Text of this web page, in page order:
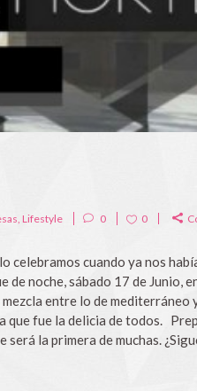
, Lifestyle 0 0
cuando ya nos
noche, sábado 17 de Junio,
entre lo de
que fue la delicia de todos.
la primera de muchas.